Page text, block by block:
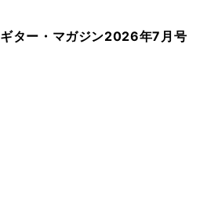
ギター・マガジン2026年7月号